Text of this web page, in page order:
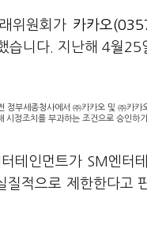
위원회가 카카오
습니다
지난해 4월25
정부세종청사에서 ㈜카카오 및 ㈜카
시정조치를 부과하는 조건으로 승인하
테인먼트가 SM 엔터
적으로 제한한다고